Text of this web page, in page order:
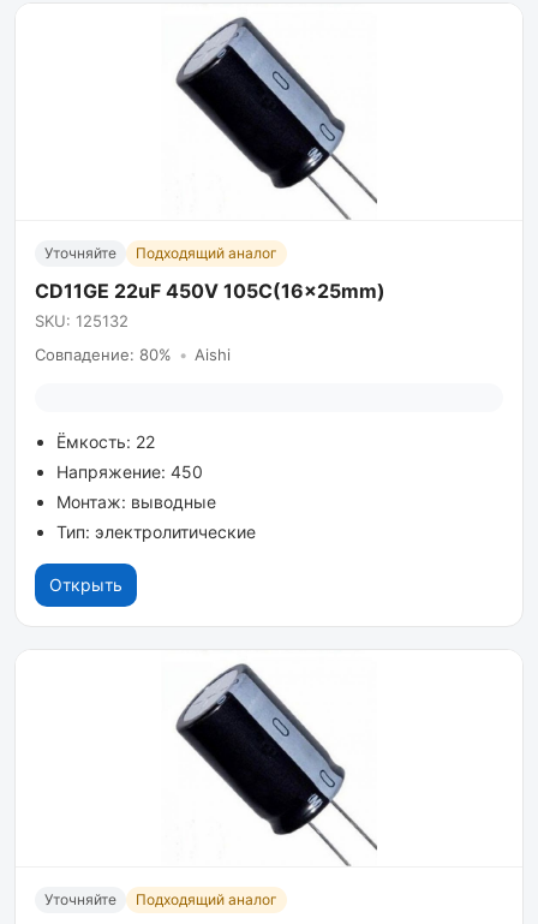
Уточняйте Подходящий аналог
CD11GE 22uF 450V 105C(16x25mm)
SKU: 125132
Совпадение: 80% • Aishi
Ёмкость: 22
Напряжение: 450
Монтаж: выводные
Тип: электролитические
Открыть
Уточняйте Подходящий аналог